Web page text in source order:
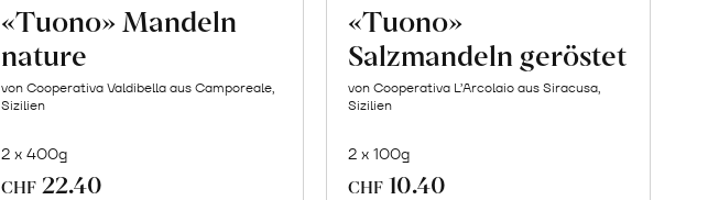
«Tuono» Mandeln
nature
von Cooperativa Valdibella aus Camporeale,
Sizilien
2 x 400g
CHF 22.40
«Tuono»
Salzmandeln geröstet
von Cooperativa L’Arcolaio aus Siracusa,
Sizilien
2 x 100g
CHF 10.40